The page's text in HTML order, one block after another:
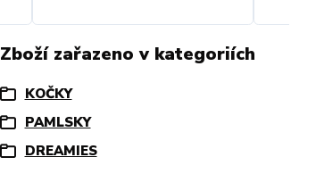
Zboží zařazeno v kategoriích
KOČKY
PAMLSKY
DREAMIES